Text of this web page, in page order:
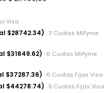
Visa
$28742.34)
3 Cuotas MiPyme
$31849.62)
6 Cuotas MiPyme
$37287.36) 6 Cuotas Fijas Visa
$44278.74) 9 Cuotas Fijas Visa